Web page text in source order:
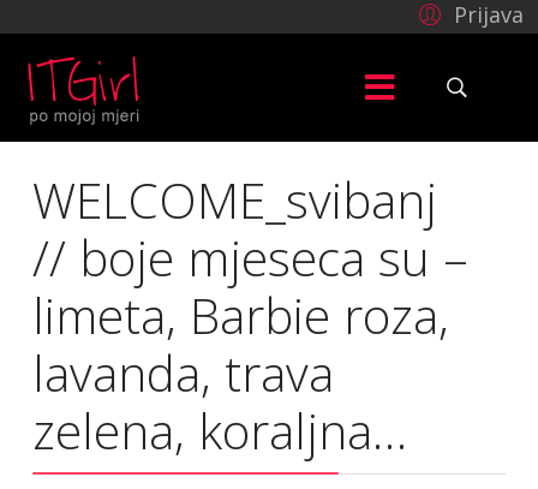
Prijava
WELCOME_svibanj
// boje mjeseca su –
limeta, Barbie roza,
lavanda, trava
zelena, koraljna…